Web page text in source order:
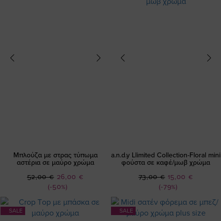
Μπλούζα με στρας τύπωμα
αστέρια σε μαύρο χρώμα
(-50%)
Ειδική
Τιμή
26,00 €
52,00 €
a.n.d.y Llimited Collection-Floral mini
φούστα σε καφέ/μωβ χρώμα
(-79%)
Ειδική
Τιμή
15,00 €
73,00 €
SALE SALE